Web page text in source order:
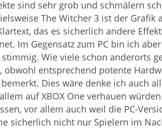
sind sehr grob und schmälern
The Witcher 3 ist der
das es sicherlich andere
Im Gegensatz zum PC bin ich
Wie viele schon anderorts
entsprechend potente
Dies wäre denke ich auch
auf XBOX One verhauen
vor allem auch weil die PC-
sicherlich nicht nur Spielern im